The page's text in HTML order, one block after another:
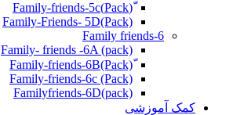
ّ(Pack)Family-friends-5c
Family-Friends- 5D(Pack)
Family friends-6
Family- friends -6A (pack)
Family-friends-6c (Pack)
Familyfriends-6D(pack)
کمک آموزشی